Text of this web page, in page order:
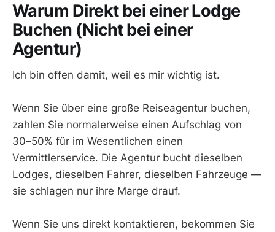
Warum Direkt bei einer Lodge
Buchen (Nicht bei einer
Agentur)
Ich bin offen damit, weil es mir wichtig ist.
Wenn Sie über eine große Reiseagentur buchen,
zahlen Sie normalerweise einen Aufschlag von
30–50% für im Wesentlichen einen
Vermittlerservice. Die Agentur bucht dieselben
Lodges, dieselben Fahrer, dieselben Fahrzeuge —
sie schlagen nur ihre Marge drauf.
Wenn Sie uns direkt kontaktieren, bekommen Sie